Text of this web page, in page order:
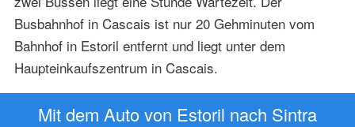
Busbahnhof in Cascais ist nur 20 Gehminuten vom
Bahnhof in Estoril entfernt und liegt unter dem
Haupteinkaufszentrum in Cascais.
Mit dem Auto von Estoril nach Sintra